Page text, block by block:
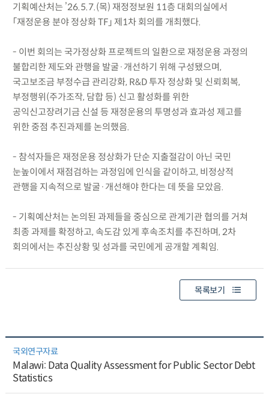
기획예산처는 ’26.5.7.(목) 재정정보원 11층 대회의실에서
「재정운용 분야 정상화 TF」 제1차 회의를 개최했다.
- 이번 회의는 국가정상화 프로젝트의 일환으로 재정운용 과정의
불합리한 제도와 관행을 발굴·개선하기 위해 구성됐으며,
국고보조금 부정수급 관리강화, R&D 투자 정상화 및 신뢰회복,
부정행위(주가조작, 담합 등) 신고 활성화를 위한
공익신고장려기금 신설 등 재정운용의 투명성과 효과성 제고를
위한 중점 추진과제를 논의했음.
- 참석자들은 재정운용 정상화가 단순 지출절감이 아닌 국민
눈높이에서 재점검하는 과정임에 인식을 같이하고, 비정상적
관행을 지속적으로 발굴·개선해야 한다는 데 뜻을 모았음.
- 기획예산처는 논의된 과제들을 중심으로 관계기관 협의를 거쳐
최종 과제를 확정하고, 속도감 있게 후속조치를 추진하며, 2차
회의에서는 추진상황 및 성과를 국민에게 공개할 계획임.
목록보기
국외연구자료
Malawi: Data Quality Assessment for Public Sector Debt
Statistics